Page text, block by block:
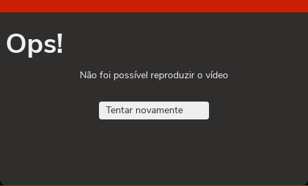
Ops!
Não foi possível reproduzir o vídeo
Tentar novamente